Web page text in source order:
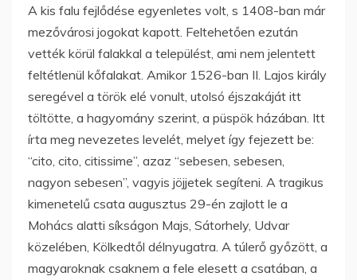
A kis falu fejlődése egyenletes volt, s 1408-ban már
mezővárosi jogokat kapott. Feltehetően ezután
vették körül falakkal a települést, ami nem jelentett
feltétlenül kőfalakat. Amikor 1526-ban II. Lajos király
seregével a török elé vonult, utolsó éjszakáját itt
töltötte, a hagyomány szerint, a püspök házában. Itt
írta meg nevezetes levelét, melyet így fejezett be:
“cito, cito, citissime”, azaz “sebesen, sebesen,
nagyon sebesen”, vagyis jöjjetek segíteni. A tragikus
kimenetelű csata augusztus 29-én zajlott le a
Mohács alatti síkságon Majs, Sátorhely, Udvar
közelében, Kölkedtől délnyugatra. A túlerő győzött, a
magyaroknak csaknem a fele elesett a csatában, a